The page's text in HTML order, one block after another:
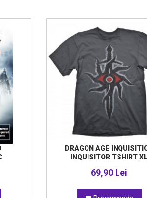
DRAGON AGE
INQUISITOR TSHIRT XL
69,90 Lei